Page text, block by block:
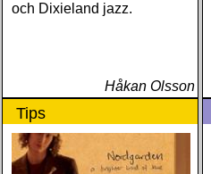
och Dixieland jazz.
Håkan Olsson
Tips